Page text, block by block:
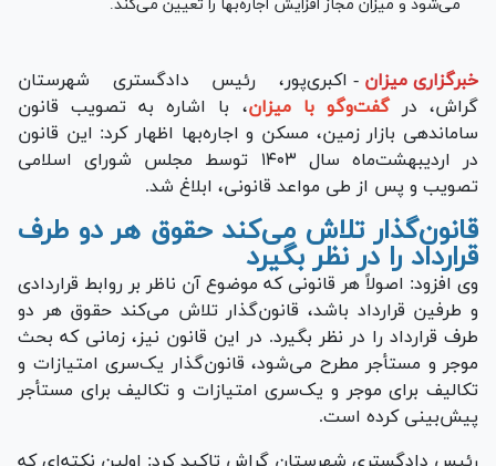
می‌شود و میزان مجاز افزایش اجاره‌بها را تعیین می‌کند.
خبرگزاری میزان - اکبری‌پور، رئیس دادگستری شهرستان
گراش، درگفت‌وگو با میزان، با اشاره به تصویب قانون
ساماندهی بازار زمین، مسکن و اجاره‌بها اظهار کرد: این قانون
در اردیبهشت‌ماه سال ۱۴۰۳ توسط مجلس شورای اسلامی
تصویب و پس از طی مواعد قانونی، ابلاغ شد.
قانون‌گذار تلاش می‌کند حقوق هر دو طرف
قرارداد را در نظر بگیرد
وی افزود: اصولاً هر قانونی که موضوع آن ناظر بر روابط قراردادی
و طرفین قرارداد باشد، قانون‌گذار تلاش می‌کند حقوق هر دو
طرف قرارداد را در نظر بگیرد. در این قانون نیز، زمانی که بحث
موجر و مستأجر مطرح می‌شود، قانون‌گذار یک‌سری امتیازات و
تکالیف برای موجر و یک‌سری امتیازات و تکالیف برای مستأجر
پیش‌بینی کرده است.
رئیس دادگستری شهرستان گراش تاکید کرد: اولین نکته‌ای که